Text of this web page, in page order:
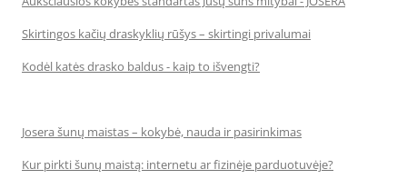
Skirtingos kačių draskyklių rūšys – skirtingi privalumai
Kodėl katės drasko baldus - kaip to išvengti?
Josera šunų maistas – kokybė, nauda ir pasirinkimas
Kur pirkti šunų maistą: internetu ar fizinėje parduotuvėje?